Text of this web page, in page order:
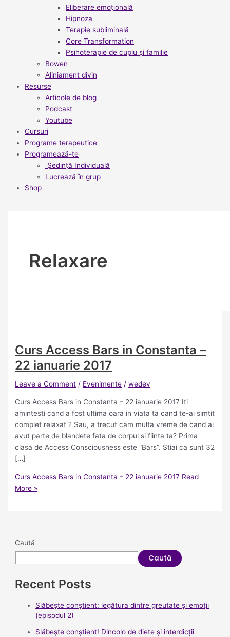
Eliberare emoțională
Hipnoza
Terapie subliminală
Core Transformation
Psihoterapie de cuplu și familie
Bowen
Aliniament divin
Resurse
Articole de blog
Podcast
Youtube
Cursuri
Programe terapeutice
Programează-te
Ședință Individuală
Lucrează în grup
Shop
Relaxare
Curs Access Bars in Constanta –
22 ianuarie 2017
Leave a Comment / Evenimente /wedev
Curs Access Bars in Constanta – 22 ianuarie 2017 Iti
amintesti cand a fost ultima oara in viata ta cand te-ai simtit
complet relaxat ? Sau, a trecut cam multa vreme de cand ai
avut parte de blandete fata de corpul si fiinta ta? Prima
clasa de Access Consciousness este “Bars”. Stiai ca sunt 32
[…]
Curs Access Bars in Constanta – 22 ianuarie 2017 Read
More »
Caută
Caută
Recent Posts
Slăbește conștient: legătura dintre greutate și emoții
(episodul 2)
Slăbește conștient! Dincolo de diete și interdicții